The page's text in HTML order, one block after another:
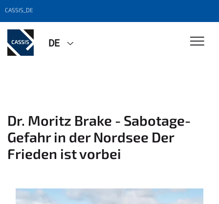
CASSIS_DE
DE
Dr. Moritz Brake - Sabotage-
Gefahr in der Nordsee Der
Frieden ist vorbei